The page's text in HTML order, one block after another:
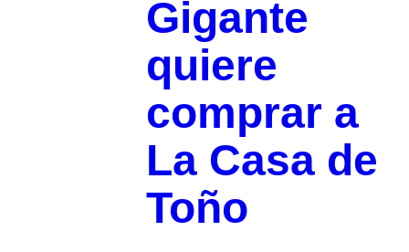
Gigante
quiere
comprar a
La Casa de
Toño